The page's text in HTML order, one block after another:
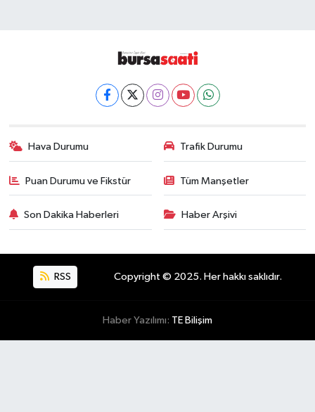
Hava Durumu Trafik Durumu
Puan Durumu ve Fikstür Tüm Manşetler
Son Dakika Haberleri Haber Arşivi
RSS Copyright © 2025. Her hakkı saklıdır.
Haber Yazılımı: TE Bilişim